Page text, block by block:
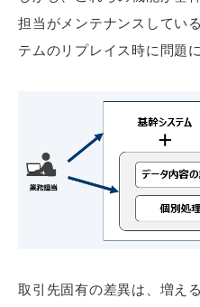
担当がメンテナンスしてい
テムのリプレイス時に問題
取引先固有の差異は、増え